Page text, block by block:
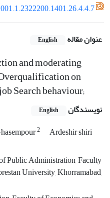
عنوان مقاله English
and moderating
on
Search behaviour;
نویسندگان English
2 Ardeshir shiri
Public Administration, Faculty
University, Khorramabad,